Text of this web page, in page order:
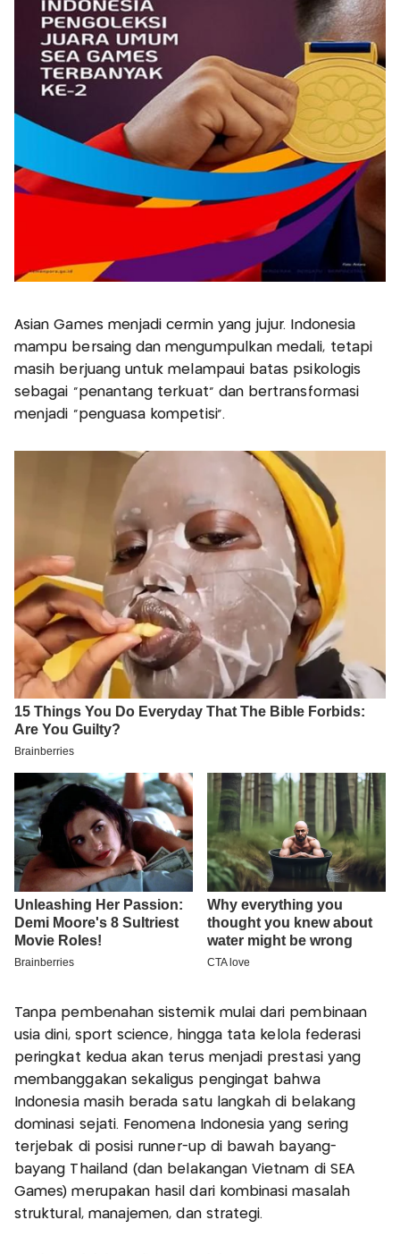
Asian Games menjadi cermin yang jujur. Indonesia
mampu bersaing dan mengumpulkan medali, tetapi
masih berjuang untuk melampaui batas psikologis
sebagai “penantang terkuat” dan bertransformasi
menjadi “penguasa kompetisi”.
Tanpa pembenahan sistemik mulai dari pembinaan
usia dini, sport science, hingga tata kelola federasi
peringkat kedua akan terus menjadi prestasi yang
membanggakan sekaligus pengingat bahwa
Indonesia masih berada satu langkah di belakang
dominasi sejati. Fenomena Indonesia yang sering
terjebak di posisi runner-up di bawah bayang-
bayang Thailand (dan belakangan Vietnam di SEA
Games) merupakan hasil dari kombinasi masalah
struktural, manajemen, dan strategi.